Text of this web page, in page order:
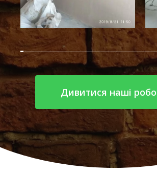
Дивитися наші